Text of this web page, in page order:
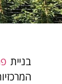
בניית